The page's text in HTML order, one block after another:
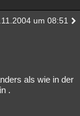
um 08:51
als wie in der
.